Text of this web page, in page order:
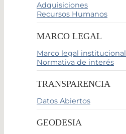
Adquisiciones
Recursos Humanos
MARCO LEGAL
Marco legal institucional
Normativa de interés
TRANSPARENCIA
Datos Abiertos
GEODESIA